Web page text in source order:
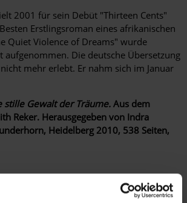
2001 für sein Debüt "Thirteen Cents"
Erstlingsroman eines afrikanischen
Quiet Violence of Dreams" wurde
aufgenommen. Die deutsche Übersetzung
mehr erlebt. Er nahm sich im Januar
stille Gewalt der Träume. Aus dem
Reker. Herausgegeben von Indra
Heidelberg 2010, 538 Seiten,